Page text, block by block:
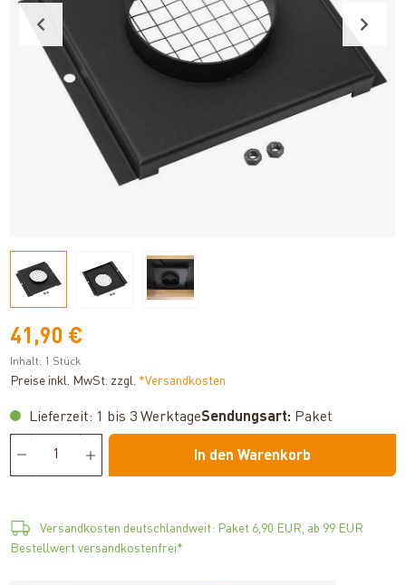
41,90 €
Inhalt: 1 Stück
Preise inkl. MwSt. zzgl. *Versandkosten
Lieferzeit: 1 bis 3 WerktageSendungsart: Paket
In den Warenkorb
Versandkosten deutschlandweit: Paket 6,90 EUR, ab 99 EUR
Bestellwert versandkostenfrei*